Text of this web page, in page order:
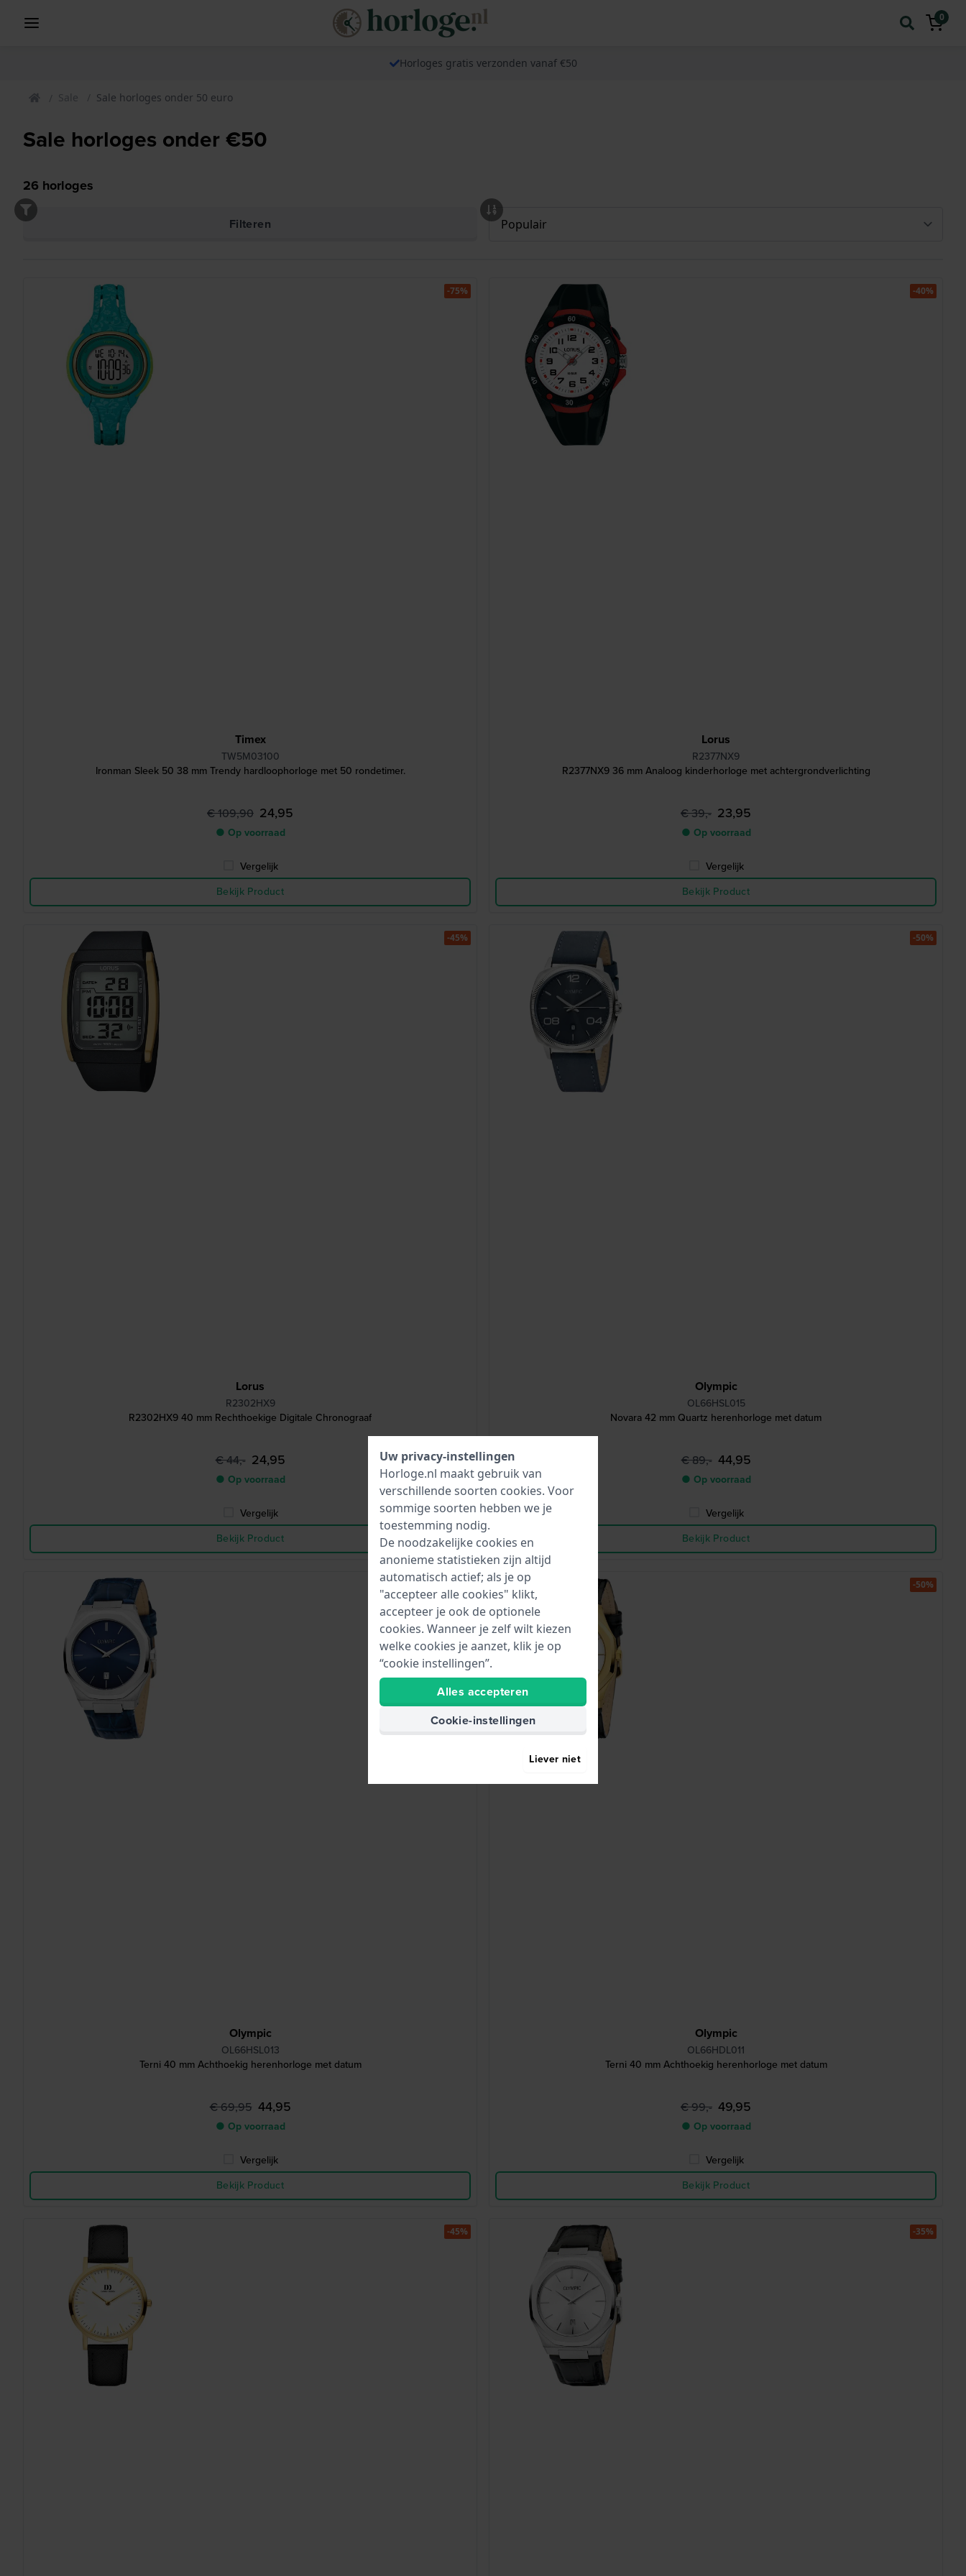
0
Horloges gratis verzonden vanaf €50
Sale Sale horloges onder 50 euro
Sale horloges onder €50
26 horloges
Filteren
Timex
TW5M03100
Ironman Sleek 50 38 mm Trendy hardloophorloge met 50 rondetimer.
€ 109,90 24,95
● Op voorraad
Vergelijk
Bekijk Product
-75%
Lorus
R2377NX9
R2377NX9 36 mm Analoog kinderhorloge met achtergrondverlichting
€ 39,- 23,95
● Op voorraad
Vergelijk
Bekijk Product
-40%
Lorus
R2302HX9
R2302HX9 40 mm Rechthoekige Digitale Chronograaf
€ 44,- 24,95
● Op voorraad
Vergelijk
Bekijk Product
-45%
Olympic
OL66HSL015
Novara 42 mm Quartz herenhorloge met datum
€ 89,- 44,95
● Op voorraad
Vergelijk
Bekijk Product
-50%
Olympic
OL66HSL013
Terni 40 mm Achthoekig herenhorloge met datum
€ 69,95 44,95
● Op voorraad
Vergelijk
Bekijk Product
-35%
Olympic
OL66HDL011
Terni 40 mm Achthoekig herenhorloge met datum
€ 99,- 49,95
● Op voorraad
Vergelijk
Bekijk Product
-50%
-45% -35%
Uw privacy-instellingen
Horloge.nl maakt gebruik van
verschillende soorten cookies. Voor
sommige soorten hebben we je
toestemming nodig.
De noodzakelijke cookies en
anonieme statistieken zijn altijd
automatisch actief; als je op
"accepteer alle cookies" klikt,
accepteer je ook de optionele
cookies. Wanneer je zelf wilt kiezen
welke cookies je aanzet, klik je op
“cookie instellingen”.
Alles accepteren
Cookie-instellingen
Liever niet